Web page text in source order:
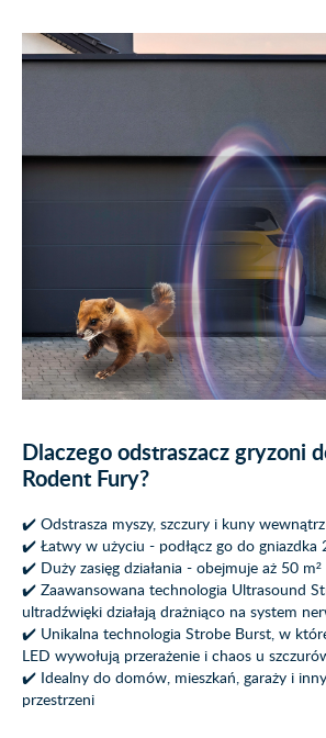
Dlaczego odstraszacz gryzoni
Rodent Fury?
✔️ Odstrasza myszy, szczury i kuny
✔️ Łatwy w użyciu - podłącz go do gniazdka
✔️ Duży zasięg działania - obejmuje aż 50 m²
✔️ Zaawansowana technologia Ultrasound
ultradźwięki działają drażniąco na system
✔️ Unikalna technologia Strobe Burst, w
LED wywołują przerażenie i chaos u
✔️ Idealny do domów, mieszkań, garaży i
przestrzeni